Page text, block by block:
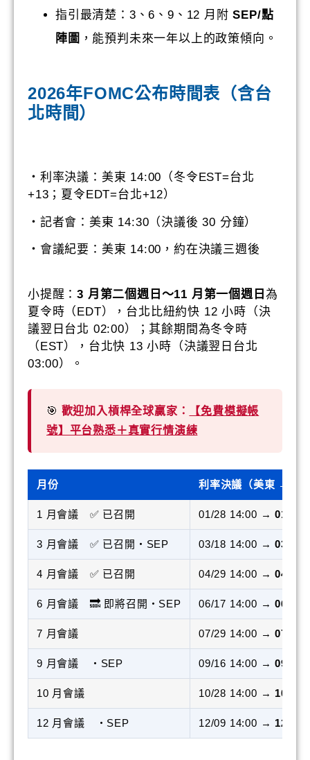
指引最清楚：3、6、9、12 月附SEP/點
陣圖 ，能預判未來一年以上的政策傾向。
2026年FOMC公布時間表（含台
北時間）
・利率決議：美東 14:00（冬令EST=台北
+13；夏令EDT=台北+12）
・記者會：美東 14:30（決議後 30 分鐘）
・會議紀要：美東 14:00，約在決議三週後
小提醒：3 月第二個週日～11 月第一個週日 為
夏令時（EDT），台北比紐約快 12 小時（決
議翌日台北 02:00）；其餘期間為冬令時
（EST），台北快 13 小時（決議翌日台北
03:00）。
🎯 歡迎加入槓桿全球贏家：
【免費模擬帳
號】平台熟悉＋真實行情演練
月份 利率決議（美東 → 台
1 月會議 ✅ 已召開 01/28 14:00 →01/29
3 月會議 ✅ 已召開・SEP 03/18 14:00 →03/19
4 月會議 ✅ 已召開 04/29 14:00 →04/30
6 月會議 🔜 即將召開・SEP 06/17 14:00 →06/18
7 月會議 07/29 14:00 →07/30
9 月會議 ・SEP 09/16 14:00 →09/17
10 月會議 10/28 14:00 → 10/29
12 月會議 ・SEP 12/09 14:00 → 12/10